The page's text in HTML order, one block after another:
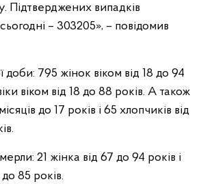
Підтверджених випадків
– 303205», – повідомив
доби: 795 жінок віком від 18 до 94
віком від 18 до 88 років. А також
до 17 років і 65 хлопчиків від
21 жінка від 67 до 94 років і
до 85 років.